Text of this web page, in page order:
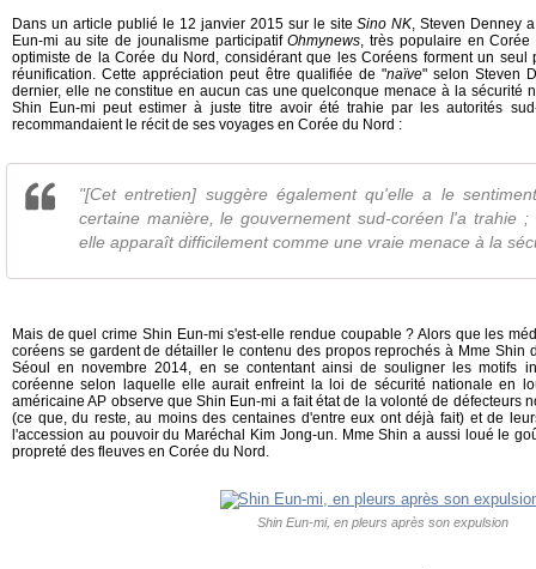
Dans un article publié le 12 janvier 2015 sur le siteSino NK, Steven Denney
Eun-mi au site de jounalisme participatifOhmynews, très populaire en
optimiste de la Corée du Nord, considérant que les Coréens forment un
réunification. Cette appréciation peut être qualifiée de "naïve" selon Steven
dernier, elle ne constitue en aucun cas une quelconque menace à la sécurité
Shin Eun-mi peut estimer à juste titre avoir été trahie par les autorités
recommandaient le récit de ses voyages en Corée du Nord :
"[Cet entretien] suggère également qu'elle a le
certaine manière, le gouvernement sud-coréen l'a trahie
elle apparaît difficilement comme une vraie menace à la
Mais de quel crime Shin Eun-mi s'est-elle rendue coupable ? Alors que les
coréens se gardent de détailler le contenu des propos reprochés à Mme Shin
Séoul en novembre 2014, en se contentant ainsi de souligner les motifs
coréenne selon laquelle elle aurait enfreint la loi de sécurité nationale en
américaine AP observe que Shin Eun-mi a fait état de la volonté de défecteurs
(ce que, du reste, au moins des centaines d'entre eux ont déjà fait) et de
l'accession au pouvoir du Maréchal Kim Jong-un. Mme Shin a aussi loué le
propreté des fleuves en Corée du Nord.
Shin Eun-mi, en pleurs après son expulsion